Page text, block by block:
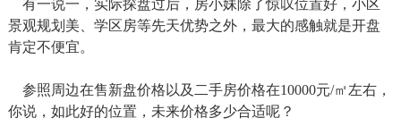
有一说一，实际探盘过后，房小妹除了惊叹位置好，小区
景观规划美、学区房等先天优势之外，最大的感触就是开盘
肯定不便宜。
参照周边在售新盘价格以及二手房价格在10000元/㎡左右，
你说，如此好的位置，未来价格多少合适呢？